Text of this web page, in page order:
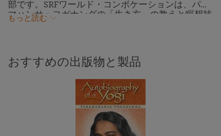
部です。SRFワールド・コンボケーションは、パラ
マハンサ・ヨガナンダの「生き方」の教えと瞑想技
法について学ぶ対面およびオンラインでの各クラ
交されたアシュラムへの巡礼ツアーなど、一週間に
わたるプログラムです。
もっと読む
おすすめの出版物と製品